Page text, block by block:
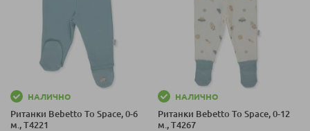
НАЛИЧНО
Ританки Bebetto To Space, 0-6
м., T4221
НАЛИЧНО
Ританки Bebetto To Space, 0-12
м., T4267